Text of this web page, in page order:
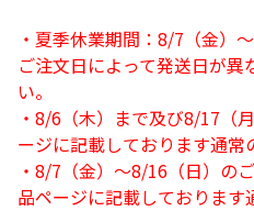
・夏季休業期間：8/7（金）
ご注文日によって発送日が異
い。
・8/6（木）まで及び8/17（
ージに記載しております通常
・8/7（金）～8/16（日）の
品ページに記載しておりま